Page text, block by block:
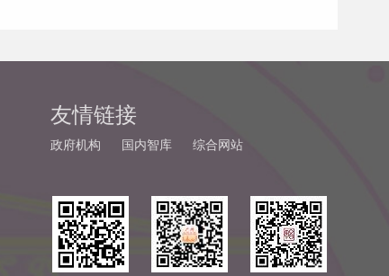
友情链接
政府机构 国内智库 综合网站